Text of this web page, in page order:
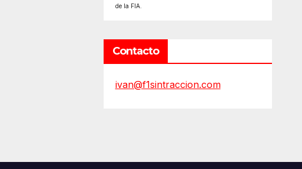
de la FIA.
Contacto
ivan@f1sintraccion.com